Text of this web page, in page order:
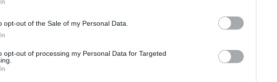
opt-out of the Sale of my Personal Data.
opt-out of processing my Personal Data for Targeted
θα επιχορηγηθεί για το 2024, ο
από το Υπουργείο Παιδείας